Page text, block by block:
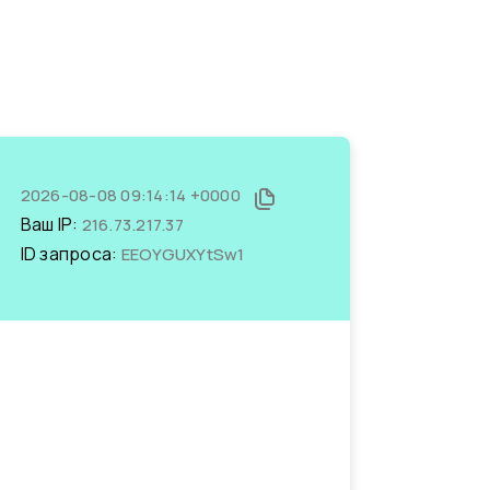
2026-08-08 09:14:14 +0000
Ваш IP: 216.73.217.37
ID запроса: EEOYGUXYtSw1